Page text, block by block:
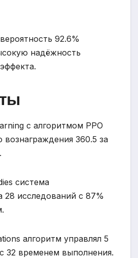
92.6%
надёжность
с алгоритмом PPO
вознаграждения 360.5 за
система
28 исследований с 87%
алгоритм управлял 5
32 временем выполнения.